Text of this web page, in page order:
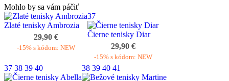
Mohlo by sa vám páčiť
Zlaté tenisky Ambrozia
29,90 €
-15% s kódom: NEW
37
Čierne tenisky Diar
29,90 €
-15% s kódom: NEW
37 38 39 40 38 39 40 41